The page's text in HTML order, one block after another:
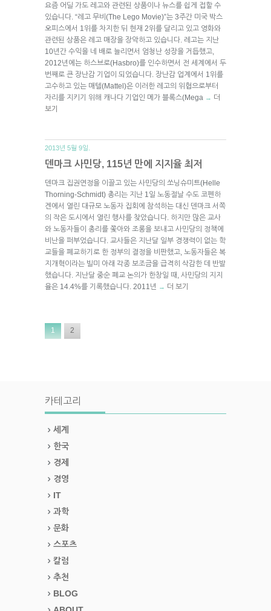
요즘 어딜 가도 레고와 관련된 상품이나 뉴스를 쉽게 접할 수
있습니다. “레고 무비(The Lego Movie)”는 3주간 미국 박스
오피스에서 1위를 차지한 뒤 현재 2위를 달리고 있고 영화와
관련된 상품은 레고 매장을 장악하고 있습니다. 레고는 지난
10년간 수익을 네 배로 늘리면서 엄청난 성장을 거듭했고,
2012년에는 하스브로(Hasbro)를 인수하면서 전 세계에서 두
번째로 큰 장난감 기업이 되었습니다. 장난감 업계에서 1위를
고수하고 있는 매텔(Mattel)은 이러한 레고의 위협으로부터
자리를 지키기 위해 캐나다 기업인 메가 블록스(Mega → 더
보기
2013년 5월 9일.
덴마크 사민당, 115년 만에 지지율 최저
덴마크 집권연정을 이끌고 있는 사민당의 쏘닝슈미트(Helle
Thorning-Schmidt) 총리는 지난 1일 노동절날 수도 코펜하
겐에서 열린 대규모 노동자 집회에 참석하는 대신 덴마크 서쪽
의 작은 도시에서 열린 행사를 찾았습니다. 하지만 많은 교사
와 노동자들이 총리를 쫓아와 조롱을 보내고 사민당의 정책에
비난을 퍼부었습니다. 교사들은 지난달 일부 경쟁력이 없는 학
교들을 폐교하기로 한 정부의 결정을 비판했고, 노동자들은 복
지개혁이라는 빌미 아래 각종 보조금을 급격히 삭감한 데 반발
했습니다. 지난달 중순 폐교 논의가 한창일 때, 사민당의 지지
율은 14.4%를 기록했습니다. 2011년 → 더 보기
1 2
카테고리
세계
한국
경제
경영
IT
과학
문화
스포츠
칼럼
추천
BLOG